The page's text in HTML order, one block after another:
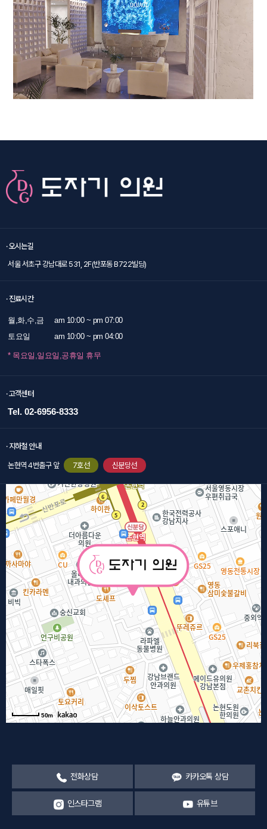
· 오시는길
서울 서초구 강남대로 531, 2F(반포동 B722빌딩)
· 진료시간
월,화,수,금
am 10:00 ~ pm 07:00
토요일
am 10:00 ~ pm 04:00
* 목요일,일요일,공휴일 휴무
· 고객센터
Tel. 02-6956-8333
· 지하철 안내
논현역 4번출구 앞 7호선 신분당선
50m
전화상담 카카오톡 상담
인스타그램 유튜브